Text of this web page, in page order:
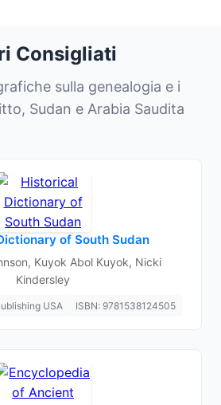
Consigliati
sulla genealogia e i
Sudan e Arabia Saudita
of South Sudan
Kuyok Abol Kuyok, Nicki
Kindersley
USA ISBN: 9781538124505